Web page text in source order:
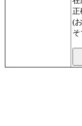
正
(